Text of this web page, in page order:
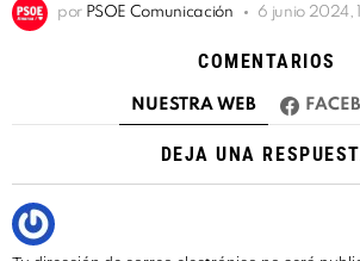
por PSOE Comunicación 6 junio 2024,
COMENTARIOS
NUESTRA WEB
DEJA UNA